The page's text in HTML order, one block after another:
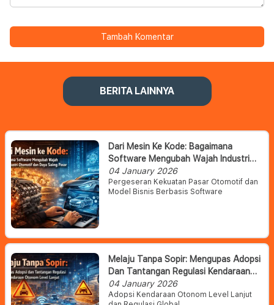
Tambah Komentar
BERITA LAINNYA
Dari Mesin Ke Kode: Bagaimana
Software Mengubah Wajah Industri
Otomotif Dan Daya Saing Pasar
04 January 2026
Pergeseran Kekuatan Pasar Otomotif dan
Model Bisnis Berbasis Software
Melaju Tanpa Sopir: Mengupas Adopsi
Dan Tantangan Regulasi Kendaraan
Otonom Level Lanjut
04 January 2026
Adopsi Kendaraan Otonom Level Lanjut